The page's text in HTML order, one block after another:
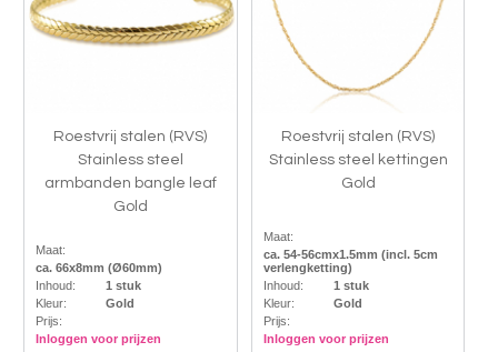
Roestvrij stalen (RVS)
Stainless steel
armbanden bangle leaf
Gold
Maat:
ca. 66x8mm (Ø60mm)
Inhoud:
1 stuk
Kleur:
Gold
Prijs:
Inloggen voor prijzen
Roestvrij stalen (RVS)
Stainless steel kettingen
Gold
Maat:
ca. 54-56cmx1.5mm (incl. 5cm
verlengketting)
Inhoud:
1 stuk
Kleur:
Gold
Prijs:
Inloggen voor prijzen